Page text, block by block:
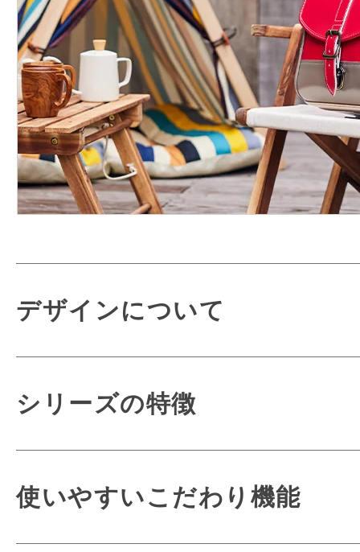
デザインについて
シリーズの特徴
より軽く、より背
使いやすいこだわり機能